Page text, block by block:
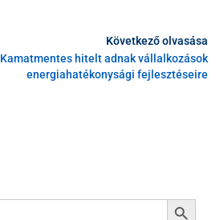
Következő olvasása
Kamatmentes hitelt adnak vállalkozások
energiahatékonysági fejlesztéseire
Search Button